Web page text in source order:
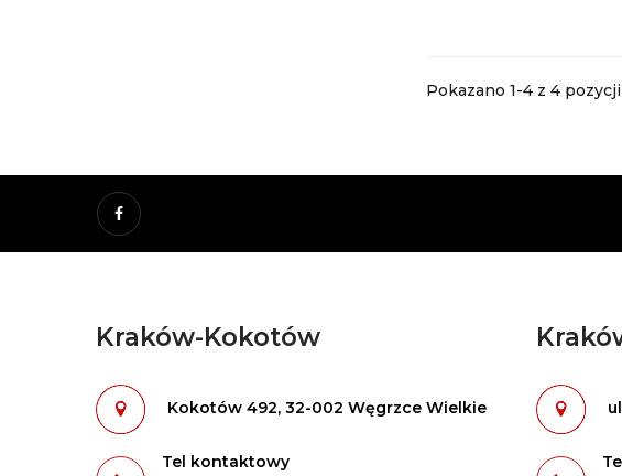
Pokazano 1-4 z 4 pozycji
Facebook
Kraków-Kokotów
Kokotów 492, 32-002 Węgrzce Wielkie
Tel kontaktowy
-